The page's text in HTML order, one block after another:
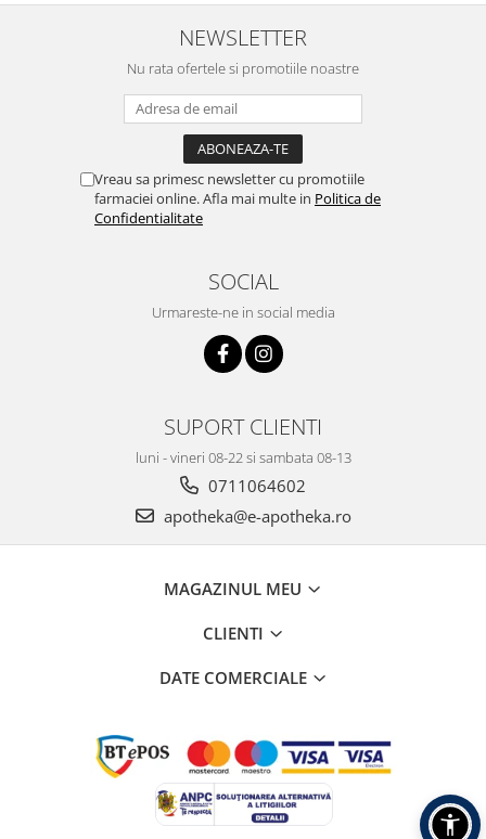
NEWSLETTER
Nu rata ofertele si promotiile noastre
Vreau sa primesc newsletter cu promotiile
farmaciei online. Afla mai multe in Politica de
Confidentialitate
SOCIAL
Urmareste-ne in social media
SUPORT CLIENTI
luni - vineri 08-22 si sambata 08-13
0711064602
apotheka@e-apotheka.ro
MAGAZINUL MEU
CLIENTI
DATE COMERCIALE